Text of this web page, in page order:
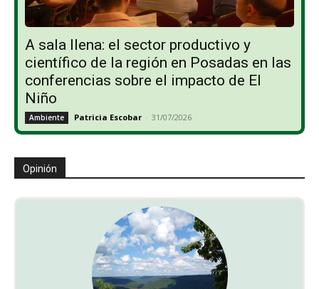
A sala llena: el sector productivo y
científico de la región en Posadas en las
conferencias sobre el impacto de El
Niño
Ambiente Patricia Escobar - 31/07/2026
Opinión